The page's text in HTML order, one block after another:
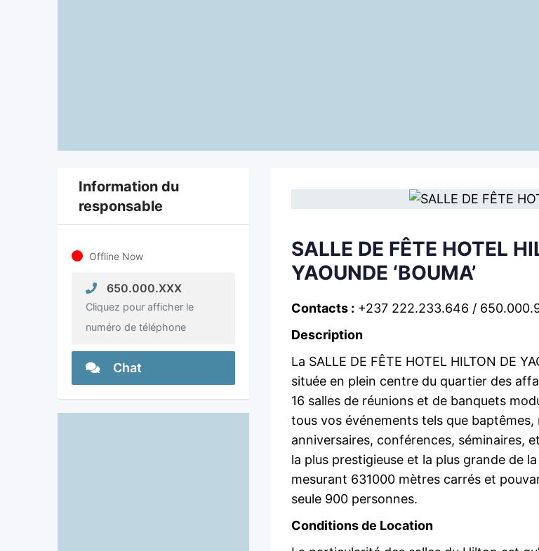
Information du
responsable
Offline Now
650.000.XXX
Cliquez pour afficher le
numéro de téléphone
Chat
SALLE DE FÊTE HOTEL
YAOUNDE ‘BOUMA’
Contacts : +237 222.233.646 /
Description
La SALLE DE FÊTE HOTEL HILTON DE
située en plein centre du quartier des
16 salles de réunions et de banquets
tous vos événements tels que baptêmes,
anniversaires, conférences, séminaires,
la plus prestigieuse et la plus grande de
mesurant 631000 mètres carrés et
seule 900 personnes.
Conditions de Location